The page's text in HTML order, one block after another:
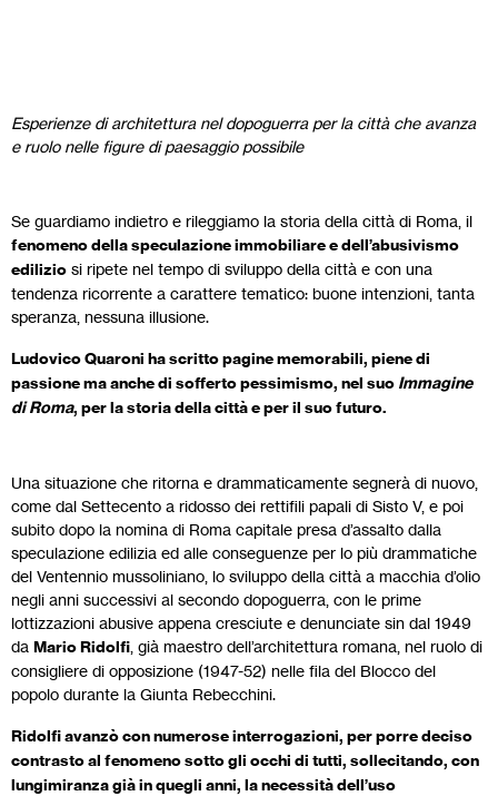
Esperienze di architettura nel dopoguerra per la città che avanza
e ruolo nelle figure di paesaggio possibile
Se guardiamo indietro e rileggiamo la storia della città di Roma, il
fenomeno della speculazione immobiliare e dell’abusivismo
edilizio si ripete nel tempo di sviluppo della città e con una
tendenza ricorrente a carattere tematico: buone intenzioni, tanta
speranza, nessuna illusione.
Ludovico Quaroni ha scritto pagine memorabili, piene di
passione ma anche di sofferto pessimismo, nel suo Immagine
di Roma, per la storia della città e per il suo futuro.
Una situazione che ritorna e drammaticamente segnerà di nuovo,
come dal Settecento a ridosso dei rettifili papali di Sisto V, e poi
subito dopo la nomina di Roma capitale presa d’assalto dalla
speculazione edilizia ed alle conseguenze per lo più drammatiche
del Ventennio mussoliniano, lo sviluppo della città a macchia d’olio
negli anni successivi al secondo dopoguerra, con le prime
lottizzazioni abusive appena cresciute e denunciate sin dal 1949
da Mario Ridolfi , già maestro dell’architettura romana, nel ruolo di
consigliere di opposizione (1947-52) nelle fila del Blocco del
popolo durante la Giunta Rebecchini.
Ridolfi avanzò con numerose interrogazioni, per porre deciso
contrasto al fenomeno sotto gli occhi di tutti, sollecitando, con
lungimiranza già in quegli anni, la necessità dell’uso